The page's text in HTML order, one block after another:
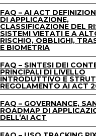
FAQ – AI ACT
DI APPLICAZIONE,
CLASSIFICAZIONE DEL
SISTEMI VIETATI E A
RISCHIO, OBBLIGHI,
E BIOMETRIA
FAQ – SINTESI DEI
PRINCIPALI DI LIVELLO
INTRODUTTIVO E
REGOLAMENTO AI ACT
FAQ – GOVERNANCE,
ROADMAP DI
DELL’AI ACT